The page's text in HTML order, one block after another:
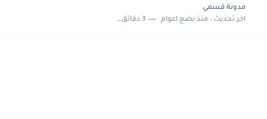
مدونة قسمي
اخر تحديث :منذ بضع اعوام 3 دقائق للقراءة